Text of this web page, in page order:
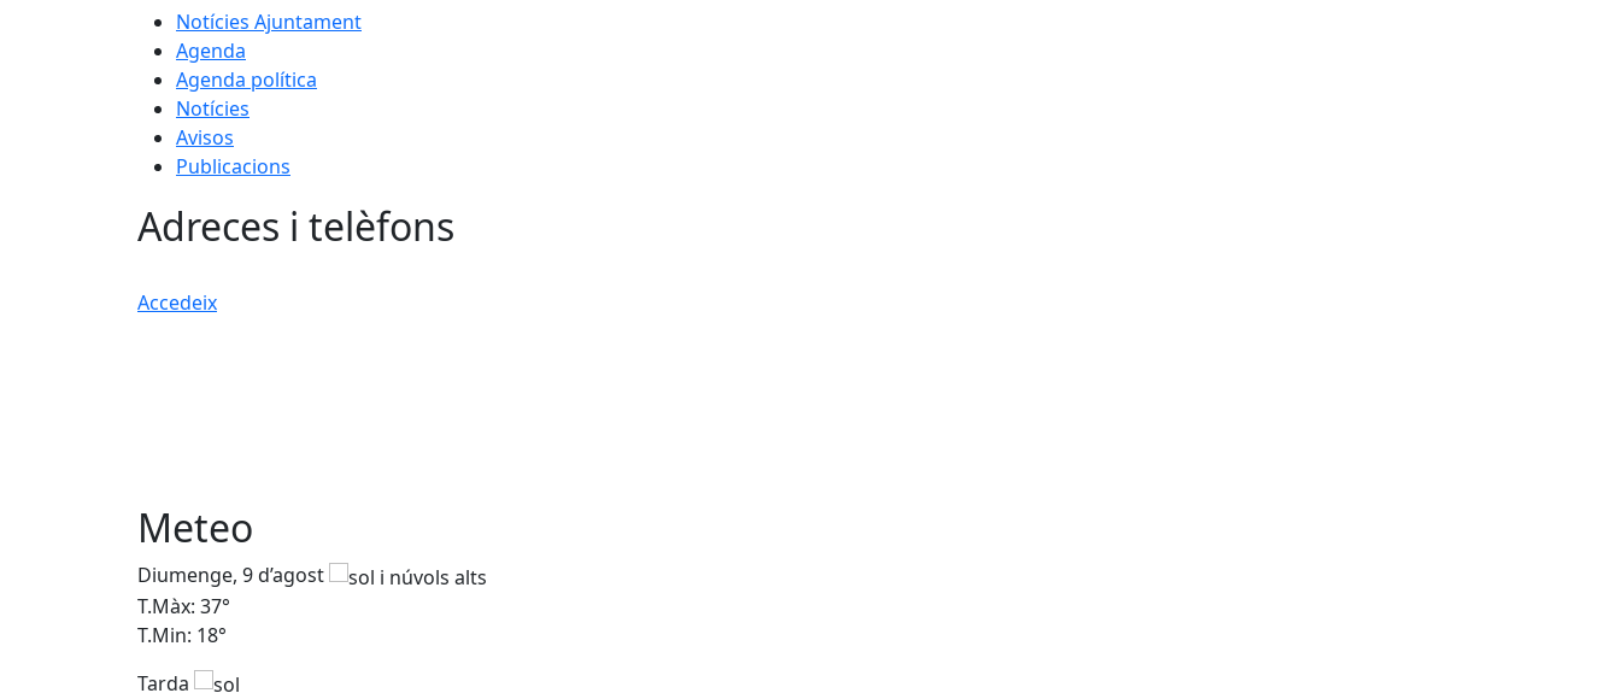
Notícies Ajuntament
Agenda
Agenda política
Notícies
Avisos
Publicacions
Adreces i telèfons
Accedeix
Meteo
Diumenge, 9 d’agost
T.Màx: 37°
T.Min: 18°
Tarda